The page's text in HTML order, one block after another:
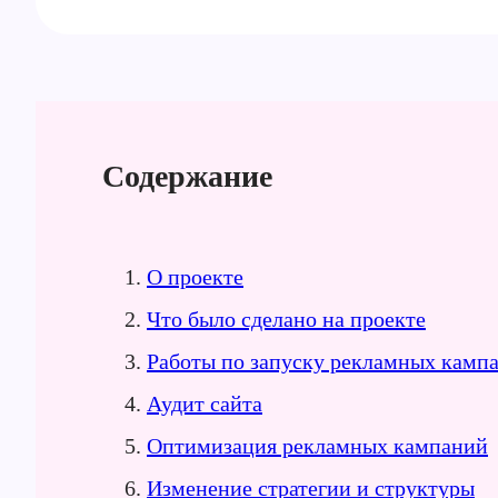
Содержание
О проекте
Что было сделано на проекте
Работы по запуску рекламных
Аудит сайта
Оптимизация рекламных кампаний
Изменение стратегии и структуры